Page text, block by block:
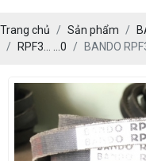
Trang chủ Sản phẩm
RPF3… …0
BANDO